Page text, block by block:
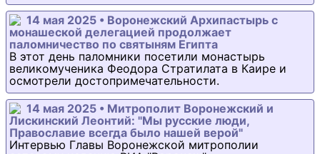
14 мая 2025 • Воронежский Архипастырь с
монашеской делегацией продолжает
паломничество по святыням Египта
В этот день паломники посетили монастырь
великомученика Феодора Стратилата в Каире и
осмотрели достопримечательности.
14 мая 2025 • Митрополит Воронежский и
Лискинский Леонтий: "Мы русские люди,
Православие всегда было нашей верой"
Интервью Главы Воронежской митрополии